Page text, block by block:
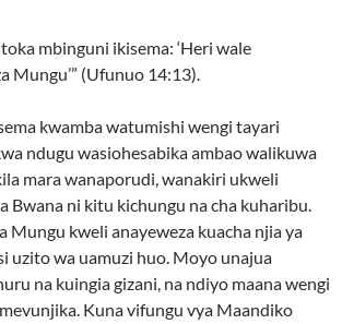
mbinguni ikisema: ‘Heri wale
Mungu’” (Ufunuo 14:13).
kwamba watumishi wengi tayari
ndugu wasiohesabika ambao walikuwa
mara wanaporudi, wanakiri ukweli
Bwana ni kitu kichungu na cha kuharibu.
Mungu kweli anayeweza kuacha njia ya
uzito wa uamuzi huo. Moyo unajua
na kuingia gizani, na ndiyo maana wengi
Kuna vifungu vya Maandiko